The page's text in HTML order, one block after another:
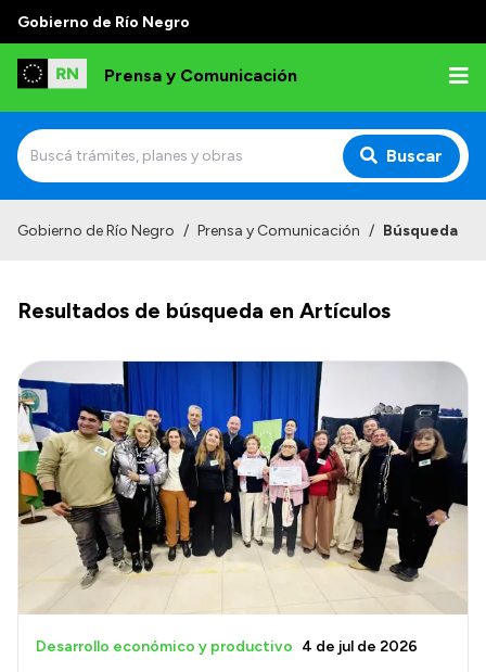
Gobierno de Río Negro
Prensa y Comunicación
Buscar
Autoridades
Referentes de prensa
Archivo de noticias
Transparencia
Presupuesto
Boletín Oficial
Compras y licitaciones
Consulta de expedientes
Gobierno de Río Negro / Prensa y Comunicación / Búsqueda
Resultados de búsqueda en Artículos
Desarrollo económico y productivo 4 de jul de 2026